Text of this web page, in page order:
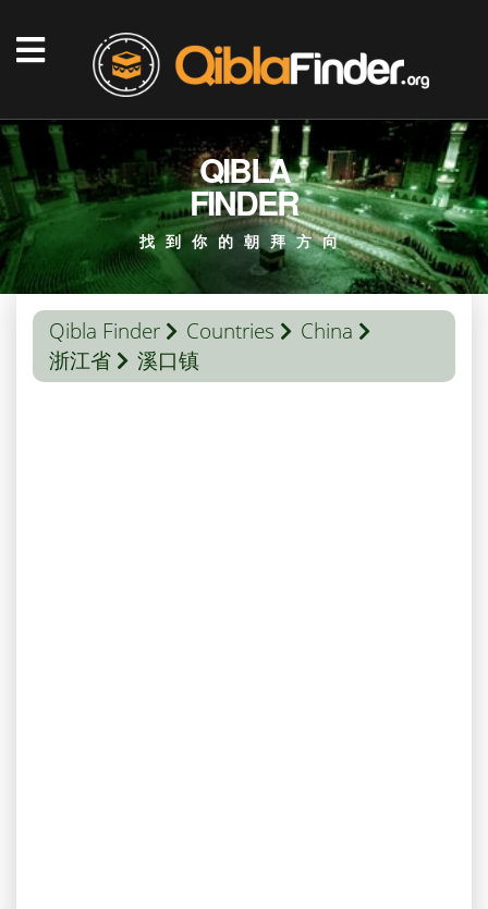
QIBLA
FINDER
找到你的朝拜方向
Qibla Finder Countries
China
浙江省
溪口镇